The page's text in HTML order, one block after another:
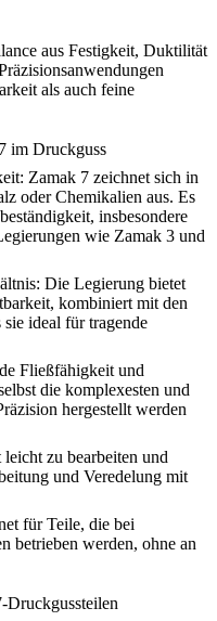
aus Festigkeit, Duktilität
als auch feine
im Druckguss
Zamak 7 zeichnet sich in
oder Chemikalien aus. Es
insbesondere
wie Zamak 3 und
Die Legierung bietet
kombiniert mit den
ideal für tragende
Fließfähigkeit und
die komplexesten und
hergestellt werden
leicht zu bearbeiten und
und Veredelung mit
für Teile, die bei
betrieben werden, ohne an
Druckgussteilen